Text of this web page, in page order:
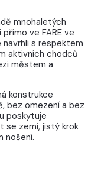
mnohaletých
ve FARE ve
navrhli s respektem
aktivních chodců
městem a
konstrukce
bez omezení a bez
poskytuje
se zemí, jistý krok
nošení.